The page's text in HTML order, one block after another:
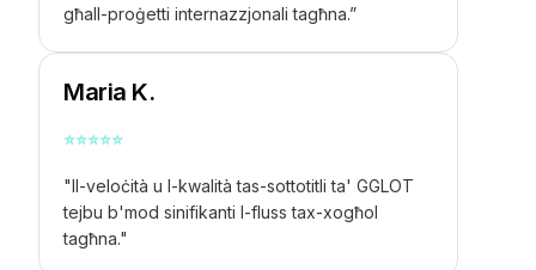
għall-proġetti internazzjonali tagħna.”
Maria K.
⭐⭐⭐⭐⭐
"Il-veloċità u l-kwalità tas-sottotitli ta' GGLOT
tejbu b'mod sinifikanti l-fluss tax-xogħol
tagħna."